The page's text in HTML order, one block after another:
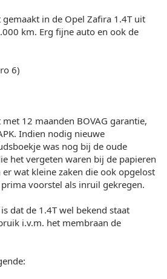
in de Opel Zafira 1.4T uit
km. Erg fijne auto en ook de
6)
12 maanden BOVAG garantie,
Indien nodig nieuwe
was nog bij de oude
het vergeten waren bij de papieren
wat kleine zaken die ook opgelost
voorstel als inruil gekregen.
dat de 1.4T wel bekend staat
i.v.m. het membraan de